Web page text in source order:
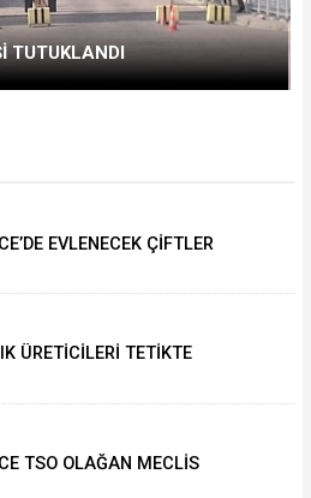
TUTUKLANDI
EVLENECEK ÇİFTLER
ÜRETİCİLERİ TETİKTE
TSO OLAĞAN MECLİS